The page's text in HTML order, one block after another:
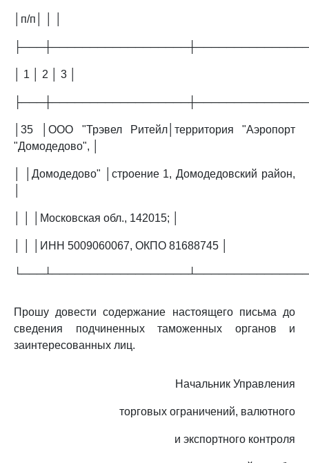
│п/п│ │ │
│ 1 │ 2 │ 3 │
│35 │ООО "Трэвел Ритейл│территория "Аэропорт
"Домодедово", │
│ │Домодедово" │строение 1, Домодедовский район,
│ │ │Московская обл., 142015; │
│ │ │ИНН 5009060067, ОКПО 81688745 │
Прошу довести содержание настоящего письма до
сведения подчиненных таможенных органов и
заинтересованных лиц.
Начальник Управления
торговых ограничений, валютного
и экспортного контроля